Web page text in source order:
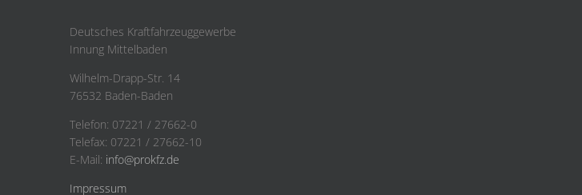
Deutsches Kraftfahrzeuggewerbe
Innung Mittelbaden
Wilhelm-Drapp-Str. 14
76532 Baden-Baden
Telefon: 07221 / 27662-0
Telefax: 07221 / 27662-10
E-Mail: info@prokfz.de
Impressum